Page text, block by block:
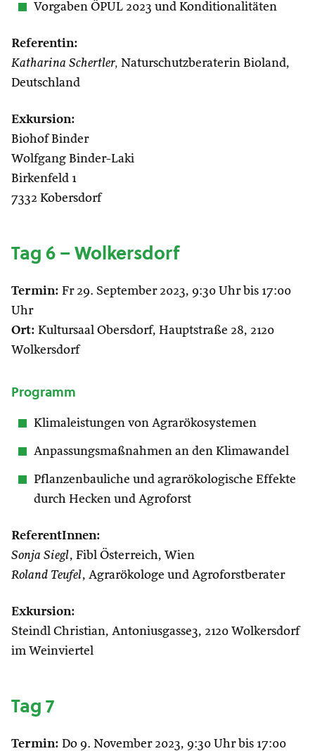
Vorgaben ÖPUL 2023 und Konditionalitäten
Referentin:
Katharina Schertler, Naturschutzberaterin Bioland,
Deutschland
Exkursion:
Biohof Binder
Wolfgang Binder-Laki
Birkenfeld 1
7332 Kobersdorf
Tag 6 – Wolkersdorf
Termin: Fr 29. September 2023, 9:30 Uhr bis 17:00
Uhr
Ort: Kultursaal Obersdorf, Hauptstraße 28, 2120
Wolkersdorf
Programm
Klimaleistungen von Agrarökosystemen
Anpassungsmaßnahmen an den Klimawandel
Pflanzenbauliche und agrarökologische Effekte
durch Hecken und Agroforst
ReferentInnen:
Sonja Siegl, Fibl Österreich, Wien
Roland Teufel, Agrarökologe und Agroforstberater
Exkursion:
Steindl Christian, Antoniusgasse3, 2120 Wolkersdorf
im Weinviertel
Tag 7
Termin: Do 9. November 2023, 9:30 Uhr bis 17:00